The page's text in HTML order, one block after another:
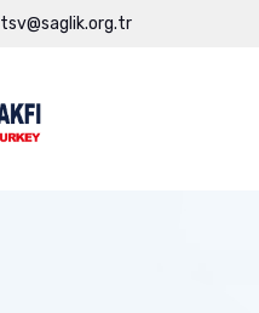
tsv@saglik.org.tr